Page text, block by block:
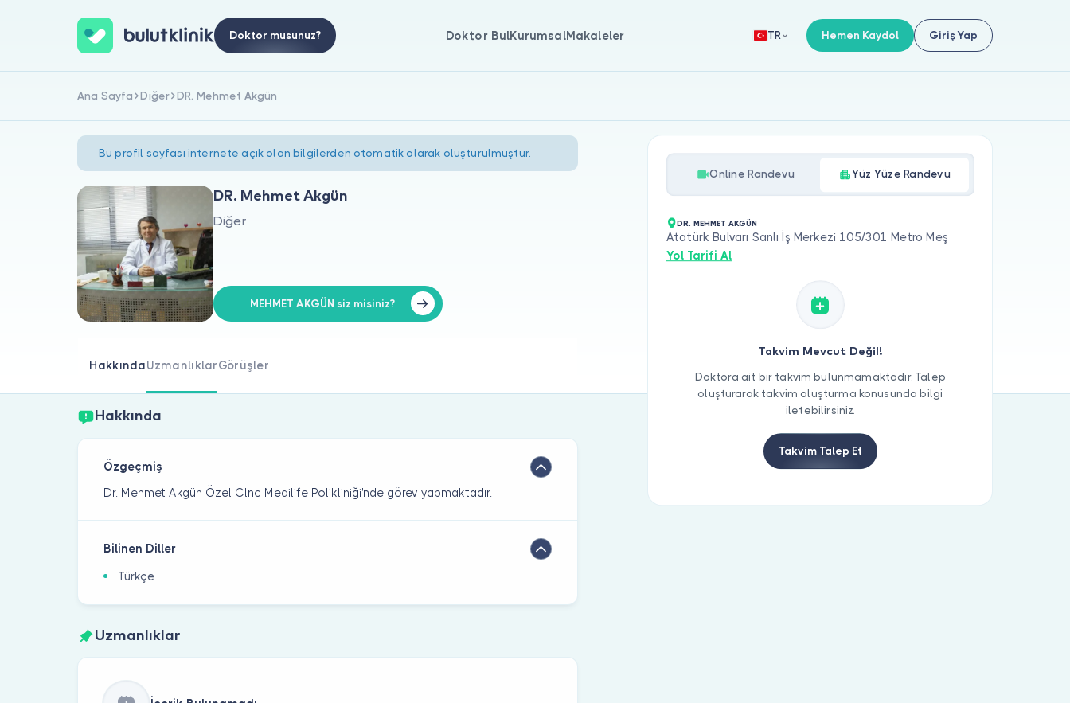
Doktor musunuz? Doktor BulKurumsalMakaleler TR Hemen Kaydol Giriş Yap
Ana Sayfa Diğer DR. Mehmet Akgün
Bu profil sayfası internete açık olan bilgilerden otomatik olarak oluşturulmuştur.
DR. Mehmet Akgün
Diğer
MEHMET AKGÜN siz misiniz?
HakkındaUzmanlıklarGörüşler
Hakkında
Özgeçmiş
Dr. Mehmet Akgün Özel Clnc Medilife Polikliniği'nde görev yapmaktadır.
Bilinen Diller
Türkçe
Uzmanlıklar
Online Randevu Yüz Yüze Randevu
DR. MEHMET AKGÜN
Atatürk Bulvarı Sanlı İş Merkezi 105/301 Metro Meş
Yol Tarifi Al
Takvim Mevcut Değil!
Doktora ait bir takvim bulunmamaktadır. Talep
oluşturarak takvim oluşturma konusunda bilgi
iletebilirsiniz.
Takvim Talep Et